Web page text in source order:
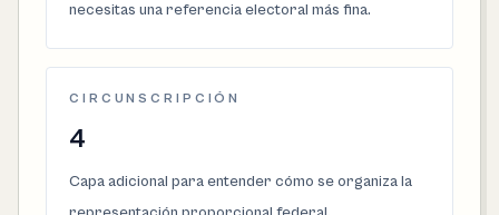
necesitas una referencia electoral más fina.
CIRCUNSCRIPCIÓN
4
Capa adicional para entender cómo se organiza la